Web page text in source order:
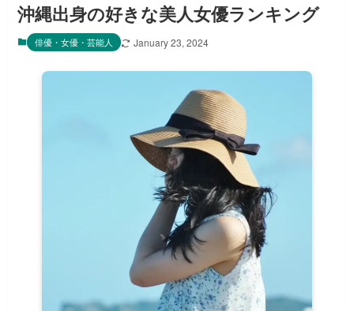
沖縄出身の好きな美人女優ランキング
俳優・女優・芸能人 January 23, 2024